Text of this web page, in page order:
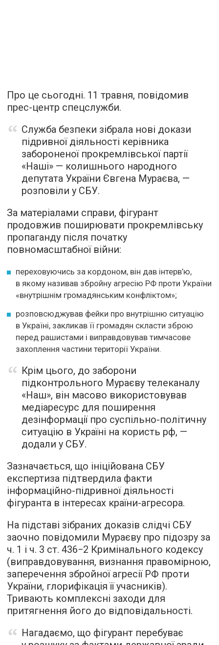
Про це сьогодні. 11 травня, повідомив
прес-центр спецслужби.
Служба безпеки зібрала нові докази
підривної діяльності керівника
забороненої прокремлівської партії
«Наші» — колишнього народного
депутата України Євгена Мураєва, —
розповіли у СБУ.
За матеріалами справи, фігурант
продовжив поширювати прокремлівську
пропаганду після початку
повномасштабної війни:
переховуючись за кордоном, він дав інтерв’ю,
в якому називав збройну агресію РФ проти України
«внутрішнім громадянським конфліктом»;
розповсюджував фейки про внутрішню ситуацію
в Україні, закликав її громадян скласти зброю
перед рашистами і виправдовував тимчасове
захоплення частини території України.
Крім цього, до заборони
підконтрольного Мураєву телеканалу
«Наш», він масово використовував
медіаресурс для поширення
дезінформації про суспільно-політичну
ситуацію в Україні на користь рф, —
додали у СБУ.
Зазначається, що ініційована СБУ
експертиза підтвердила факти
інформаційно-підривної діяльності
фігуранта в інтересах країни-агресора.
На підставі зібраних доказів слідчі СБУ
заочно повідомили Мураєву про підозру за
ч. 1 і ч. 3 ст. 436−2 Кримінального кодексу
(виправдовування, визнання правомірною,
заперечення збройної агресії РФ проти
України, глорифікація її учасників).
Тривають комплексні заходи для
притягнення його до відповідальності.
Нагадаємо, що фігурант перебуває